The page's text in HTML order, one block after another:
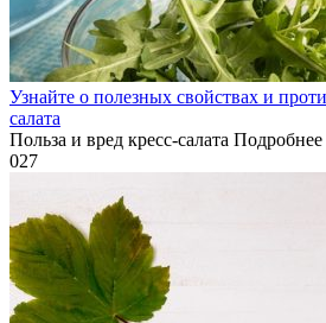
Узнайте о полезных свойствах и
салата
Польза и вред кресс-салата
027